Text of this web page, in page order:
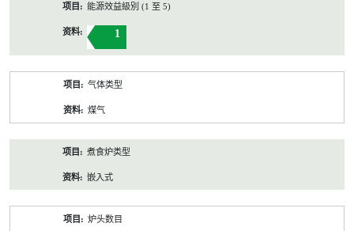
能源效益級別 (1 至 5)
1
气体类型
煤气
煮食炉类型
嵌入式
炉头数目